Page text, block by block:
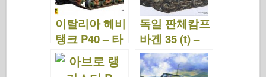
n
이탈리아 헤비
탱크 P40 – 타
미야 89792
독일 판체캄프
바겐 35 (t) –
타미야 25112